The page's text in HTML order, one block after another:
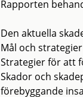
Rapporten
Den aktuella
Mål och
Strategier för att
Skador och
förebyggande